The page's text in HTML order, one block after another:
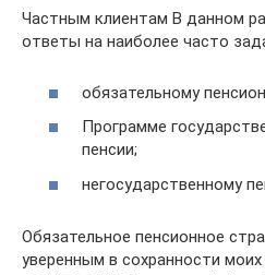
Частным клиентам В данном
ответы на наиболее часто
обязательному
Программе
пенсии;
негосударственному
Обязательное пенсионное
уверенным в сохранности